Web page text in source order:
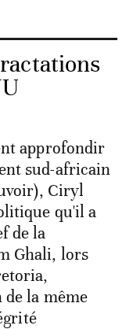
approfondir
sud-africain
Ciryl
qu'il a
de la
Ghali, lors
la même